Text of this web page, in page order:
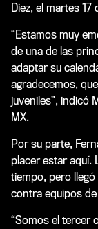
Diez, el martes
“Estamos muy
de una de las
adaptar su
agradecemos,
juveniles”, indicó
MX.
Por su parte,
placer estar aquí.
tiempo, pero llegó
contra equipos
“Somos el tercer